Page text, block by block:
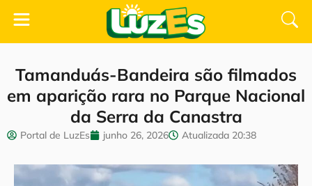
Tamanduás-Bandeira são filmados
em aparição rara no Parque Nacional
da Serra da Canastra
Portal de LuzEs junho 26, 2026 Atualizada 20:38